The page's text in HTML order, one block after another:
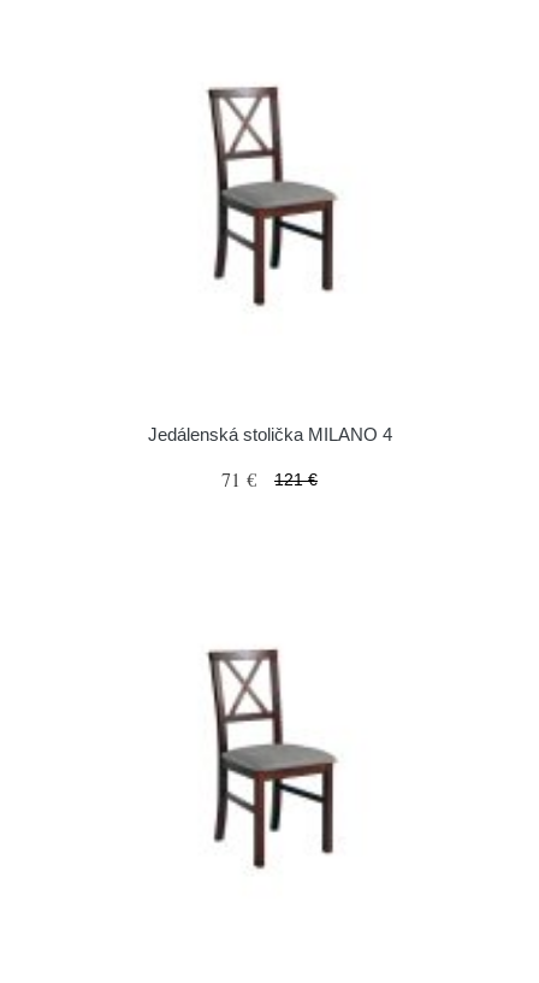
Jedálenská stolička MILANO 4
71 € 121 €